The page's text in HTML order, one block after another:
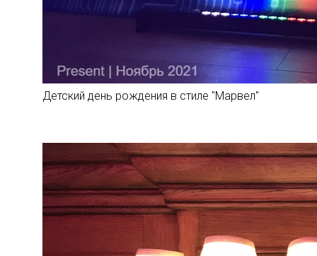
Детский день рождения в стиле "Марвел"